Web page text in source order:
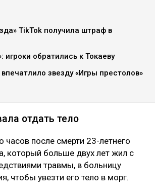
TikTok получила штраф в
игроки обратились к Токаеву
звезду «Игры престолов»
отдать тело
часов после смерти 23-летнего
который больше двух лет жил с
травмы, в больницу
чтобы увезти его тело в морг.